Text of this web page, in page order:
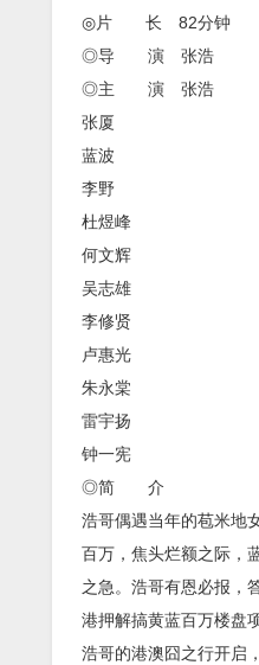
◎片 长 82分钟
◎导 演 张浩
◎主 演 张浩
张厦
蓝波
李野
杜煜峰
何文辉
吴志雄
李修贤
卢惠光
朱永棠
雷宇扬
钟一宪
◎简 介
浩哥偶遇当年的苞米地
百万，焦头烂额之际，
之急。浩哥有恩必报，
港押解搞黄蓝百万楼盘
浩哥的港澳囧之行开启